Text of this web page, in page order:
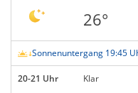
26°
Sonnenuntergang 19:45
20-21 Uhr Klar